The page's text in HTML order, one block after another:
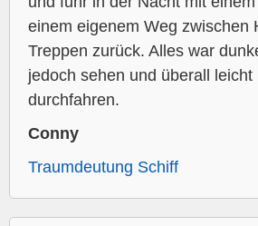
einem eigenem Weg zwischen
Treppen zurück. Alles war
jedoch sehen und überall leicht
durchfahren.
Conny
Traumdeutung Schiff